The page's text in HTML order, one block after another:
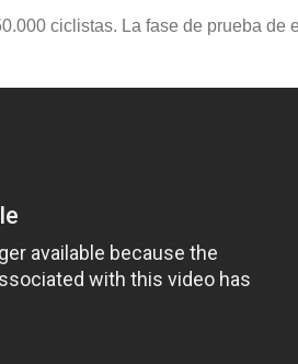
ciclistas. La fase de prueba de